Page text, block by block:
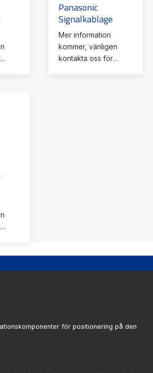
Panasonic
Signalkablage
Mer information
kommer, vänligen
kontakta oss för
för positionering på den